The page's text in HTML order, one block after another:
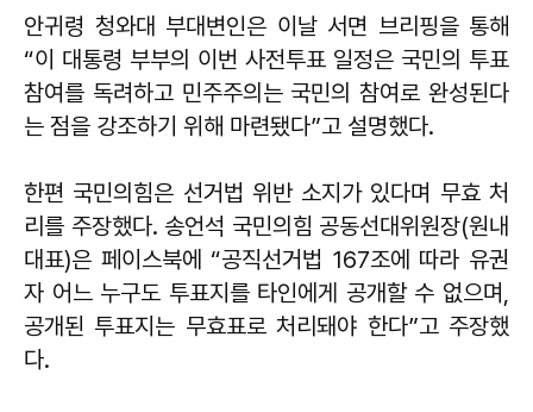
안귀령 청와대 부대변인은 이날 서면 브리핑을 통해
“이 대통령 부부의 이번 사전투표 일정은 국민의 투표
참여를 독려하고 민주주의는 국민의 참여로 완성된다
는 점을 강조하기 위해 마련됐다”고 설명했다.
한편 국민의힘은 선거법 위반 소지가 있다며 무효 처
리를 주장했다. 송언석 국민의힘 공동선대위원장(원내
대표)은 페이스북에 “공직선거법 167조에 따라 유권
자 어느 누구도 투표지를 타인에게 공개할 수 없으며,
공개된 투표지는 무효표로 처리돼야 한다”고 주장했
다.